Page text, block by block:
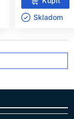
Skladom ㅤ